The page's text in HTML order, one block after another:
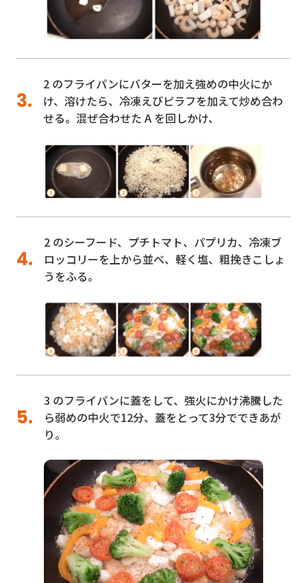
2 のフライパンにバターを加え強めの中火にか
け、溶けたら、冷凍えびピラフを加えて炒め合わ
せる。混ぜ合わせた A を回しかけ、
2 のシーフード、プチトマト、パプリカ、冷凍ブ
ロッコリーを上から並べ、軽く塩、粗挽きこしょ
うをふる。
3 のフライパンに蓋をして、強火にかけ沸騰した
ら弱めの中火で12分、蓋をとって3分でできあが
り。